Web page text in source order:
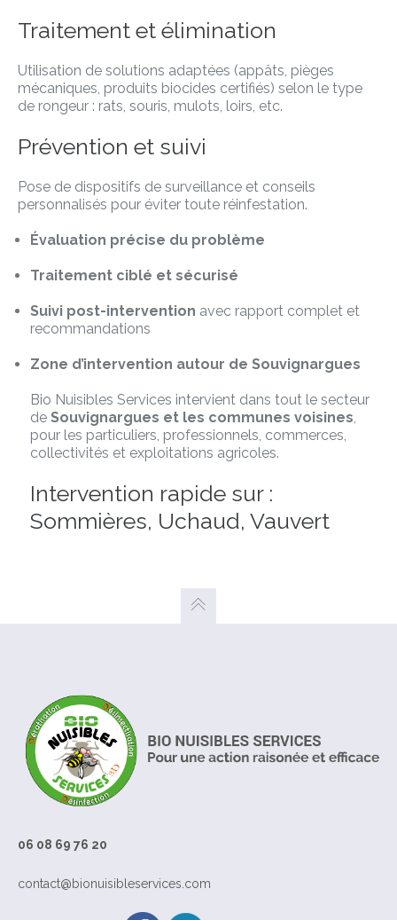
Traitement et élimination
Utilisation de solutions adaptées (appâts, pièges
mécaniques, produits biocides certifiés) selon le type
de rongeur : rats, souris, mulots, loirs, etc.
Prévention et suivi
Pose de dispositifs de surveillance et conseils
personnalisés pour éviter toute réinfestation.
Évaluation précise du problème
Traitement ciblé et sécurisé
Suivi post-intervention avec rapport complet et
recommandations
Zone d’intervention autour de Souvignargues
Bio Nuisibles Services intervient dans tout le secteur
de Souvignargues et les communes voisines,
pour les particuliers, professionnels, commerces,
collectivités et exploitations agricoles.
Intervention rapide sur :
Sommières, Uchaud, Vauvert
06 08 69 76 20
contact@bionuisibleservices.com